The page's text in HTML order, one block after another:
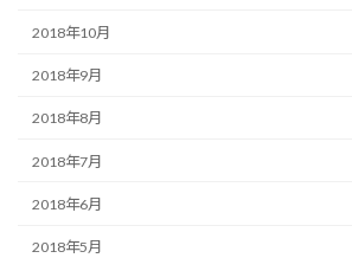
2018年10月
2018年9月
2018年8月
2018年7月
2018年6月
2018年5月